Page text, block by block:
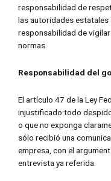
responsabilidad de
las autoridades estatales
responsabilidad de
normas.
Responsabilidad del
El artículo 47 de la Ley
injustificado todo
o que no exponga
sólo recibió una
empresa, con el
entrevista ya referida.